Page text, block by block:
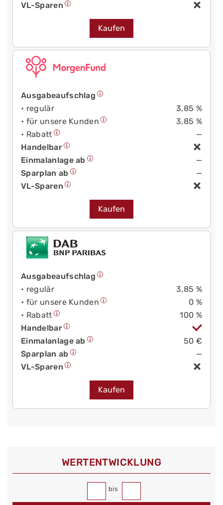
VL-Sparen
Kaufen
Ausgabeaufschlag
• regulär
3,85 %
• für unsere Kunden
3,85 %
• Rabatt
—
Handelbar
Einmalanlage ab
—
Sparplan ab
—
VL-Sparen
Kaufen
Ausgabeaufschlag
• regulär
3,85 %
• für unsere Kunden
0 %
• Rabatt
100 %
Handelbar
Einmalanlage ab
50 €
Sparplan ab
—
VL-Sparen
Kaufen
WERT­ENTWICKLUNG
bis